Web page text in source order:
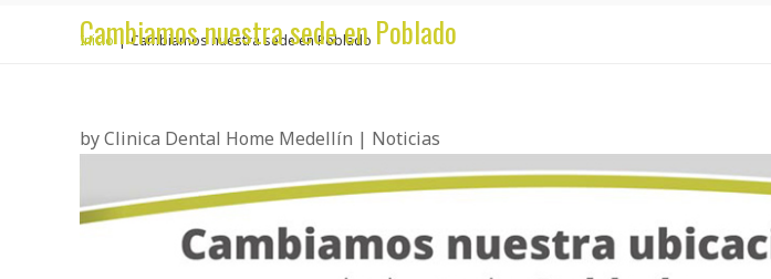
Cambiamos nuestra sede en Poblado
Inicio Cambiamos nuestra sede en Poblado
byClinica Dental Home Medellín | Noticias